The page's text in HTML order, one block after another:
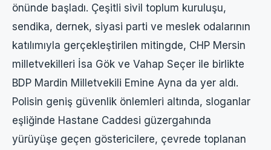
önünde başladı. Çeşitli sivil toplum kuruluşu,
sendika, dernek, siyasi parti ve meslek odalarının
katılımıyla gerçekleştirilen mitingde, CHP Mersin
milletvekilleri İsa Gök ve Vahap Seçer ile birlikte
BDP Mardin Milletvekili Emine Ayna da yer aldı.
Polisin geniş güvenlik önlemleri altında, sloganlar
eşliğinde Hastane Caddesi güzergahında
yürüyüşe geçen göstericilere, çevrede toplanan